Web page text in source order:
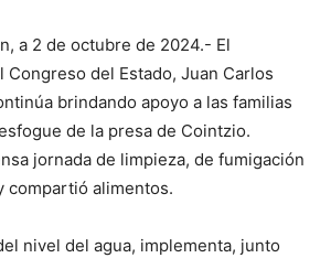
a 2 de octubre de 2024.- El
del Estado, Juan Carlos
brindando apoyo a las familias
de la presa de Cointzio.
jornada de limpieza, de fumigación
compartió alimentos.
nivel del agua, implementa, junto